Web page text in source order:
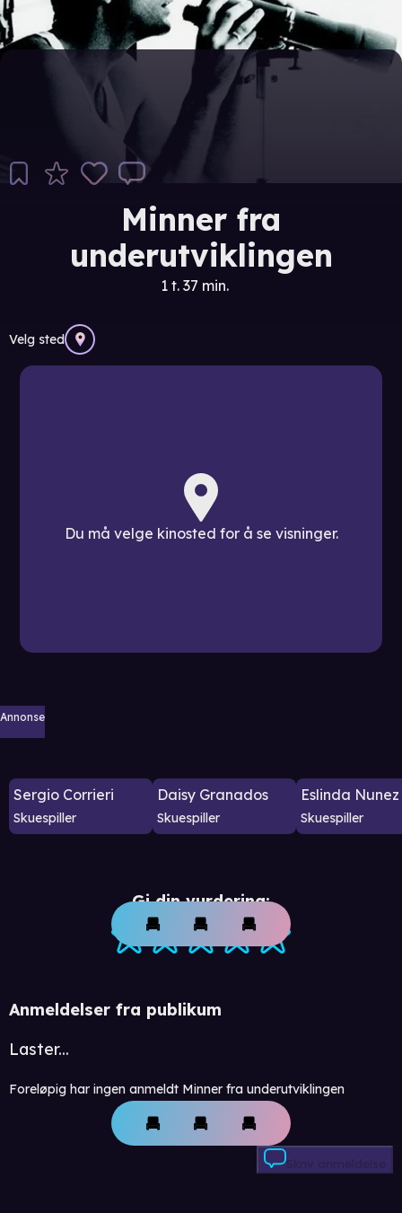
Minner fra
underutviklingen
1 t. 37 min.
Velg sted
Du må velge kinosted for å se visninger.
Annonse
Sergio Corrieri
Skuespiller
Daisy Granados
Skuespiller
Eslinda Nunez
Skuespiller
Gi din vurdering:
Anmeldelser fra publikum
Laster...
Foreløpig har ingen anmeldt Minner fra underutviklingen
Skriv anmeldelse